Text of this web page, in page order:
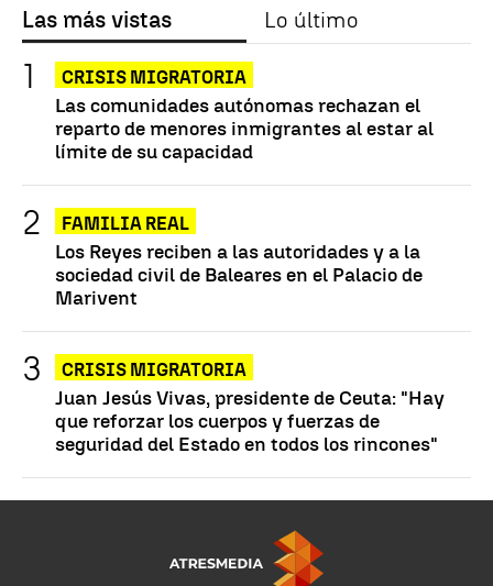
Las más vistas Lo último
CRISIS MIGRATORIA
Las comunidades autónomas rechazan el
reparto de menores inmigrantes al estar al
límite de su capacidad
FAMILIA REAL
Los Reyes reciben a las autoridades y a la
sociedad civil de Baleares en el Palacio de
Marivent
CRISIS MIGRATORIA
Juan Jesús Vivas, presidente de Ceuta: "Hay
que reforzar los cuerpos y fuerzas de
seguridad del Estado en todos los rincones"